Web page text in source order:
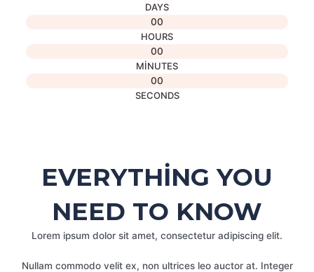
DAYS
00
HOURS
00
MINUTES
00
SECONDS
EVERYTHING YOU
NEED TO KNOW
Lorem ipsum dolor sit amet, consectetur adipiscing elit.
Nullam commodo velit ex, non ultrices leo auctor at. Integer